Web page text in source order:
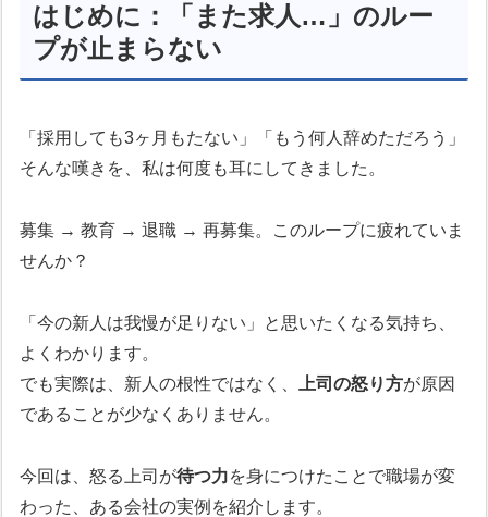
はじめに：「また求人…」のルー
プが止まらない
「採用しても3ヶ月もたない」「もう何人辞めただろう」
そんな嘆きを、私は何度も耳にしてきました。
募集 → 教育 → 退職 → 再募集。このループに疲れていま
せんか？
「今の新人は我慢が足りない」と思いたくなる気持ち、
よくわかります。
でも実際は、新人の根性ではなく、
上司の怒り方が原因
であることが少なくありません。
今回は、怒る上司が待つ力を身につけたことで職場が変
わった、ある会社の実例を紹介します。